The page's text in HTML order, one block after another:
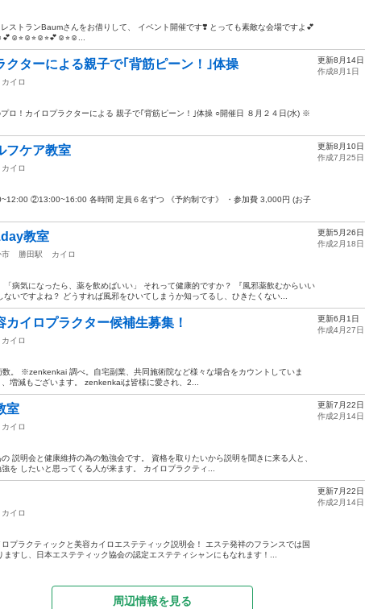
ストランBaumさんをお借りして、 イベント開催です❣️ とっても素敵な会場ですよ💕
クターによる親子で｢背筋ピーン！｣体操
カイロ
ロ！カイロプラクターによる 親子で｢背筋ピーン！｣体操 ○開催日 ８月２４日(水) ※
更新8月14日
作成8月1日
フケア教室
カイロ
②13:00~16:00 各時間 定員６名ずつ 《予約制です》 ・参加費 3,000円 (お子
更新8月10日
作成7月25日
教室
市 勝田駅
カイロ
「病気になったら、薬を飲めばいい」 それって健康的ですか？ 『風邪薬飲むからいい
いですよね？ どうすれば風邪をひいてしまうか知ってるし、ひきたくない...
更新5月26日
作成2月18日
イロプラクター候補生募集！
カイロ
。 ※zenkenkai 調べ。自宅副業、共同施術院など様々な場合をカウントしていま
増減もございます。 zenkenkaiは皆様に愛され、2...
更新6月1日
作成4月27日
室
カイロ
説明会と健康維持の為の勉強会です。 資格を取りたいから説明を聞きに来る人と、
を したいと思ってくる人が来ます。 カイロプラクティ...
更新7月22日
作成2月14日
カイロ
プラクティックと美容カイロエステティック説明会！ エステ発祥のフランスでは国
すし、日本エステティック協会の認定エステティシャンにもなれます！...
更新7月22日
作成2月14日
周辺情報を見る